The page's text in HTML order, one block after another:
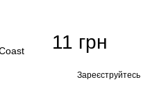
11 грн
Зареєструйтесь